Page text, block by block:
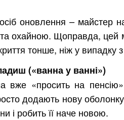
оновлення – майстер
охайною. Щоправда, цей
тонше, ніж у випадку
(«ванна у ванні»)
вже «просить на
додають нову
і робить її наче новою.